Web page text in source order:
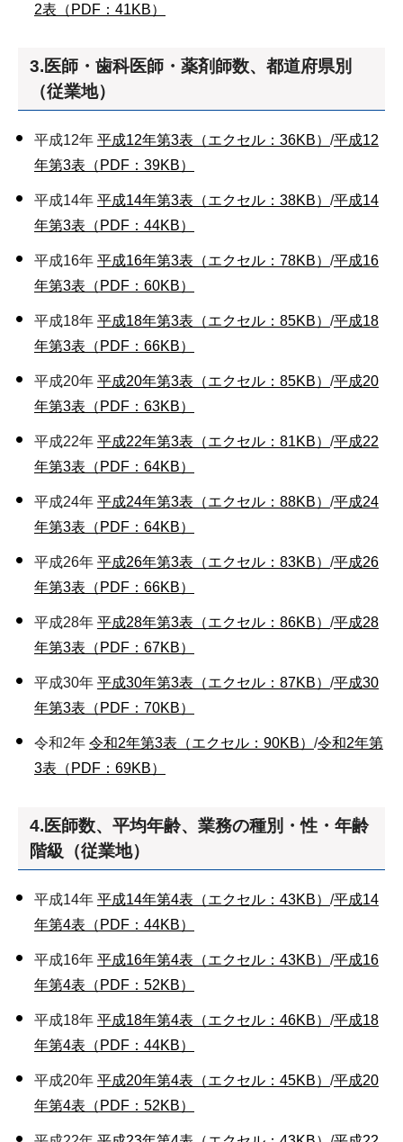
2表（PDF：41KB）
3.医師・歯科医師・薬剤師数、都道府県別
（従業地）
平成12年 平成12年第3表（エクセル：36KB） /平成12
年第3表（PDF：39KB）
平成14年 平成14年第3表（エクセル：38KB） /平成14
年第3表（PDF：44KB）
平成16年 平成16年第3表（エクセル：78KB） /平成16
年第3表（PDF：60KB）
平成18年 平成18年第3表（エクセル：85KB） /平成18
年第3表（PDF：66KB）
平成20年 平成20年第3表（エクセル：85KB） /平成20
年第3表（PDF：63KB）
平成22年 平成22年第3表（エクセル：81KB） /平成22
年第3表（PDF：64KB）
平成24年 平成24年第3表（エクセル：88KB） /平成24
年第3表（PDF：64KB）
平成26年 平成26年第3表（エクセル：83KB） /平成26
年第3表（PDF：66KB）
平成28年 平成28年第3表（エクセル：86KB） /平成28
年第3表（PDF：67KB）
平成30年 平成30年第3表（エクセル：87KB） /平成30
年第3表（PDF：70KB）
令和2年 令和2年第3表（エクセル：90KB） /令和2年第
3表（PDF：69KB）
4.医師数、平均年齢、業務の種別・性・年齢
階級（従業地）
平成14年 平成14年第4表（エクセル：43KB） /平成14
年第4表（PDF：44KB）
平成16年 平成16年第4表（エクセル：43KB） /平成16
年第4表（PDF：52KB）
平成18年 平成18年第4表（エクセル：46KB） /平成18
年第4表（PDF：44KB）
平成20年 平成20年第4表（エクセル：45KB） /平成20
年第4表（PDF：52KB）